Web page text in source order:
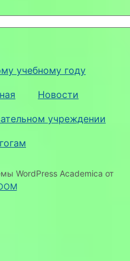
учебному году
Новости
учреждении
WordPress Academica от